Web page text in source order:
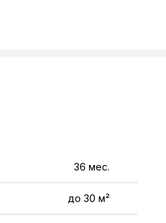
36 мес.
до 30 м²